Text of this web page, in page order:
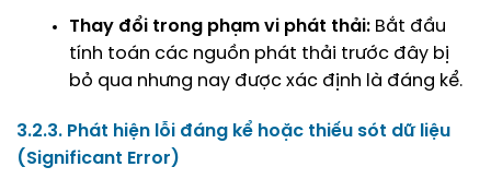
Thay đổi trong phạm vi phát thải: Bắt đầu
tính toán các nguồn phát thải trước đây bị
bỏ qua nhưng nay được xác định là đáng kể.
3.2.3. Phát hiện lỗi đáng kể hoặc thiếu sót dữ liệu
(Significant Error)